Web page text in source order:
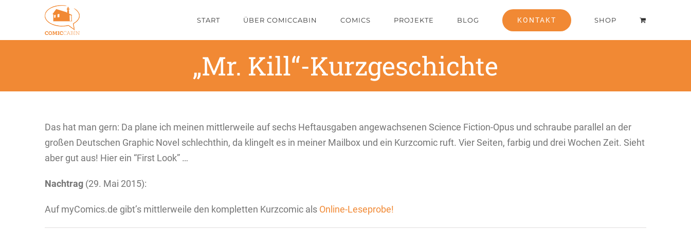
springen
START ÜBER COMICCABIN COMICS PROJEKTE BLOG KONTAKT SHOP
„Mr. Kill“-Kurzgeschichte
Das hat man gern: Da plane ich meinen mittlerweile auf sechs Heftausgaben angewachsenen Science Fiction-Opus und schraube parallel an der
großen Deutschen Graphic Novel schlechthin, da klingelt es in meiner Mailbox und ein Kurzcomic ruft. Vier Seiten, farbig und drei Wochen Zeit. Sieht
aber gut aus! Hier ein “First Look” …
Nachtrag (29. Mai 2015):
Auf myComics.de gibt’s mittlerweile den kompletten Kurzcomic als Online-Leseprobe!